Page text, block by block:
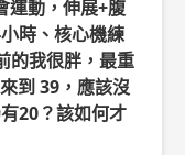
蛋白質的食物)，
穀根莖類、蔬菜
類、油脂及堅果類
危險因子，血中膽
肌梗塞或中風的機
和飲食(低脂、低
可能就需要使用
運動，伸展+腹
時、核心機練
的我很胖，最重
到 39，應該沒
20？該如何才